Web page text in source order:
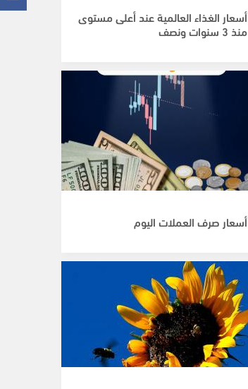
أسعار الغذاء العالمية عند أعلى مستوى
منذ 3 سنوات ونصف
أسعار صرف العملات اليوم